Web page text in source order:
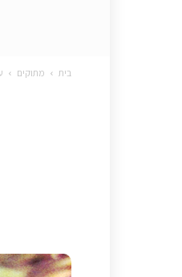
….
בית מתוקים